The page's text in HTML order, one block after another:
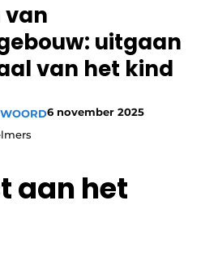
van
uitgaan
van het kind
6 november 2025
aan het